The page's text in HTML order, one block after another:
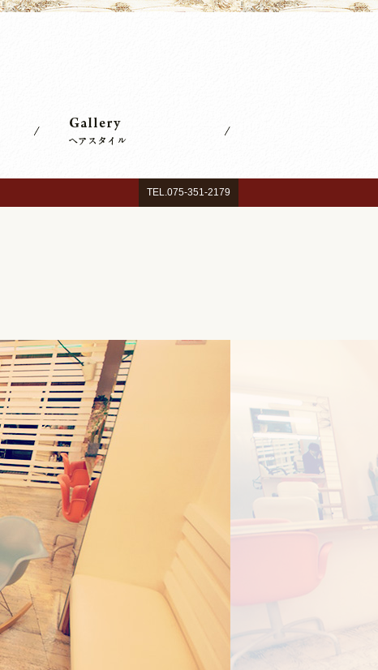
TEL.075-351-2179